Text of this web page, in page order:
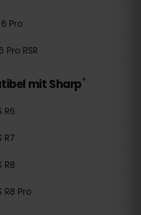
Pro
RSR
mitSharp*
R6
R7
R8
R8 Pro